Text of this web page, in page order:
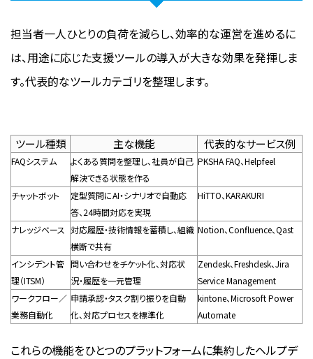
担当者一人ひとりの負荷を減らし、効率的な運営を進めるに
は、用途に応じた支援ツールの導入が大きな効果を発揮しま
す。代表的なツールカテゴリを整理します。
ツール種類 主な機能 代表的なサービス例
FAQシステム
よくある質問を整理し、社員が自己
解決できる状態を作る
PKSHA FAQ、Helpfeel
チャットボット
定型質問にAI・シナリオで自動応
答、24時間対応を実現
HiTTO、KARAKURI
ナレッジベース 対応履歴・技術情報を蓄積し、組織
横断で共有
Notion、Confluence、Qast
インシデント管
理（ITSM）
問い合わせをチケット化、対応状
況・履歴を一元管理
Zendesk、Freshdesk、Jira
Service Management
ワークフロー／
業務自動化
申請承認・タスク割り振りを自動
化、対応プロセスを標準化
kintone、Microsoft Power
Automate
これらの機能をひとつのプラットフォームに集約したヘルプデ